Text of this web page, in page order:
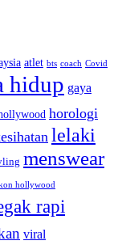
atlet bts coach Covid
hidup gaya
horologi
lelaki
menswear
hollywood
rapi
viral